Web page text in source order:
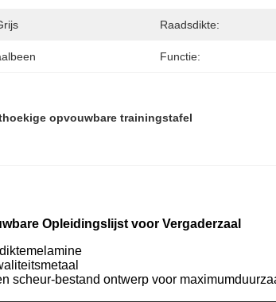
Raadsdikte:
Functie:
opvouwbare trainingstafel
Opleidingslijst voor Vergaderzaal
scheur-bestand ontwerp voor